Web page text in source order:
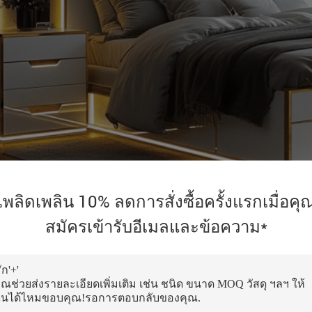
พลิดเพลิน 10% ลดการสั่งซื้อครั้งแรกเมื่อคุ
สมัครเข้ารับอีเมลและข้อความ*